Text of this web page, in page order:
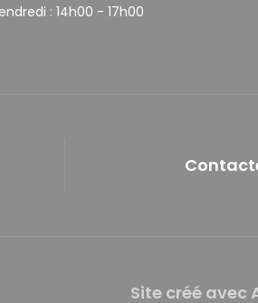
: 14h00 - 17h00
Site créé avec